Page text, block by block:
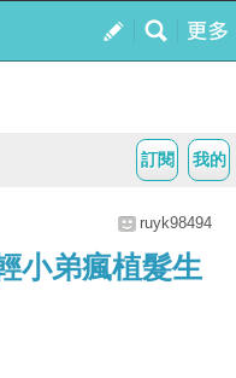
我的
訂閱
ruyk98494
小弟瘋植髮生